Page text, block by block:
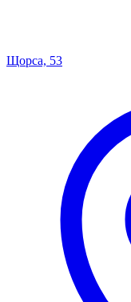
Щорса, 53